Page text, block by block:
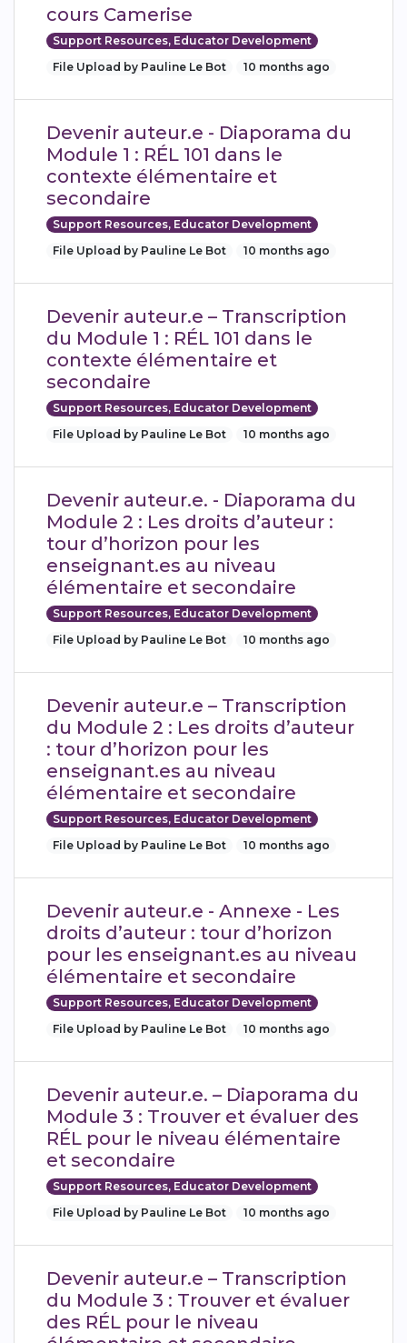
cours Camerise
Support Resources, Educator Development
File Upload by Pauline Le Bot
10 months ago
Devenir auteur.e - Diaporama du
Module 1 : RÉL 101 dans le
contexte élémentaire et
secondaire
Support Resources, Educator Development
File Upload by Pauline Le Bot
10 months ago
Devenir auteur.e – Transcription
du Module 1 : RÉL 101 dans le
contexte élémentaire et
secondaire
Support Resources, Educator Development
File Upload by Pauline Le Bot
10 months ago
Devenir auteur.e. - Diaporama du
Module 2 : Les droits d’auteur :
tour d’horizon pour les
enseignant.es au niveau
élémentaire et secondaire
Support Resources, Educator Development
File Upload by Pauline Le Bot
10 months ago
Devenir auteur.e – Transcription
du Module 2 : Les droits d’auteur
: tour d’horizon pour les
enseignant.es au niveau
élémentaire et secondaire
Support Resources, Educator Development
File Upload by Pauline Le Bot
10 months ago
Devenir auteur.e - Annexe - Les
droits d’auteur : tour d’horizon
pour les enseignant.es au niveau
élémentaire et secondaire
Support Resources, Educator Development
File Upload by Pauline Le Bot
10 months ago
Devenir auteur.e. – Diaporama du
Module 3 : Trouver et évaluer des
RÉL pour le niveau élémentaire
et secondaire
Support Resources, Educator Development
File Upload by Pauline Le Bot
10 months ago
Devenir auteur.e – Transcription
du Module 3 : Trouver et évaluer
des RÉL pour le niveau